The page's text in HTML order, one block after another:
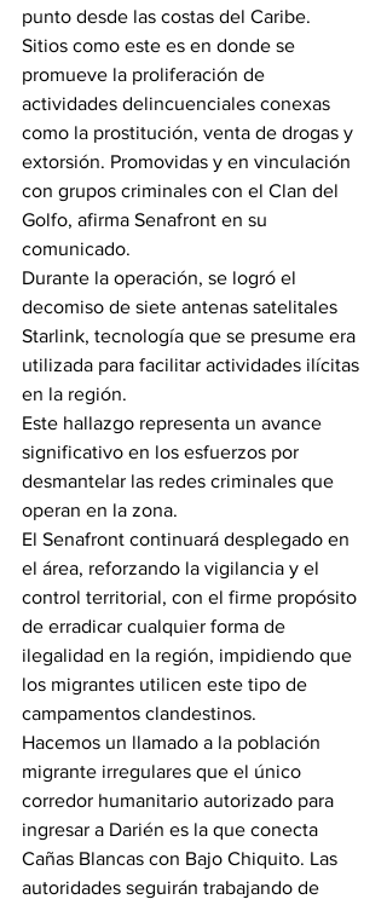
punto desde las costas del Caribe.
Sitios como este es en donde se
promueve la proliferación de
actividades delincuenciales conexas
como la prostitución, venta de drogas y
extorsión. Promovidas y en vinculación
con grupos criminales con el Clan del
Golfo, afirma Senafront en su
comunicado.
Durante la operación, se logró el
decomiso de siete antenas satelitales
Starlink, tecnología que se presume era
utilizada para facilitar actividades ilícitas
en la región.
Este hallazgo representa un avance
significativo en los esfuerzos por
desmantelar las redes criminales que
operan en la zona.
El Senafront continuará desplegado en
el área, reforzando la vigilancia y el
control territorial, con el firme propósito
de erradicar cualquier forma de
ilegalidad en la región, impidiendo que
los migrantes utilicen este tipo de
campamentos clandestinos.
Hacemos un llamado a la población
migrante irregulares que el único
corredor humanitario autorizado para
ingresar a Darién es la que conecta
Cañas Blancas con Bajo Chiquito. Las
autoridades seguirán trabajando de